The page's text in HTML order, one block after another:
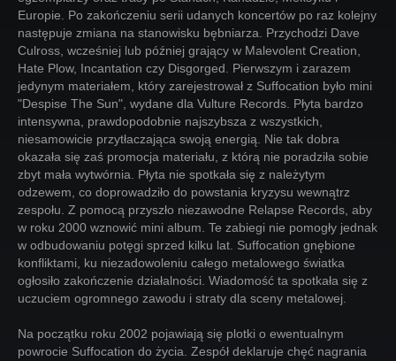
Europie. Po zakończeniu serii udanych koncertów po raz kolejny
następuje zmiana na stanowisku bębniarza. Przychodzi Dave
Culross, wcześniej lub później grający w Malevolent Creation,
Hate Plow, Incantation czy Disgorged. Pierwszym i zarazem
jedynym materiałem, który zarejestrował z Suffocation było mini
"Despise The Sun", wydane dla Vulture Records. Płyta bardzo
intensywna, prawdopodobnie najszybsza z wszystkich,
niesamowicie przytłaczająca swoją energią. Nie tak dobra
okazała się zaś promocja materiału, z którą nie poradziła sobie
zbyt mała wytwórnia. Płyta nie spotkała się z należytym
odzewem, co doprowadziło do powstania kryzysu wewnątrz
zespołu. Z pomocą przyszło niezawodne Relapse Records, aby
w roku 2000 wznowić mini album. Te zabiegi nie pomogły jednak
w odbudowaniu potęgi sprzed kilku lat. Suffocation gnębione
konfliktami, ku niezadowoleniu całego metalowego światka
ogłosiło zakończenie działalności. Wiadomość ta spotkała się z
uczuciem ogromnego zawodu i straty dla sceny metalowej.
Na początku roku 2002 pojawiają się plotki o ewentualnym
powrocie Suffocation do życia. Zespół deklaruje chęć nagrania